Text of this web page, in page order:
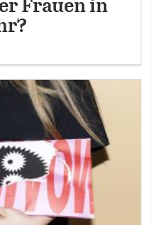
Frauen in